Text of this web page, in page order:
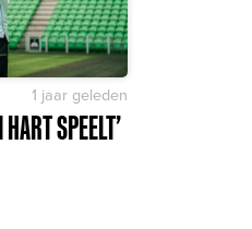
1 jaar geleden
SPEELT’